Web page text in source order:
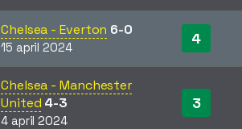
Chelsea - Everton 6-0
15 april 2024 4
Chelsea - Manchester
United 4-3
4 april 2024
3